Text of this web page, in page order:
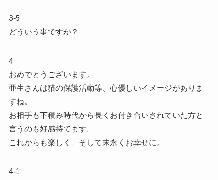
3-5
どういう事ですか？
4
おめでとうございます。
亜生さんは猫の保護活動等、心優しいイメージがありま
すね。
お相手も下積み時代から長くお付き合いされていた方と
言うのも好感持てます。
これからも楽しく、そして末永くお幸せに。
4-1